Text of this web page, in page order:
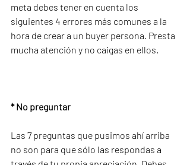
meta debes tener en cuenta los
siguientes 4 errores más comunes a la
hora de crear a un buyer persona. Presta
mucha atención y no caigas en ellos.
* No preguntar
Las 7 preguntas que pusimos ahí arriba
no son para que sólo las respondas a